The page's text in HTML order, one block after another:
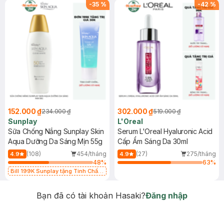
-35 %
152.000 ₫234.000 ₫
Sunplay
Sữa Chống Nắng Sunplay Skin
Aqua Dưỡng Da Sáng Mịn 55g
4.9 (108)
454/tháng
48%
Bill 199K Sunplay tặng Tinh Chất
-42 %
302.000 ₫519.000 ₫
L'Oreal
Serum L'Oreal Hyaluronic Acid
Cấp Ẩm Sáng Da 30ml
4.9 (27)
275/tháng
63%
Bạn đã có tài khoản Hasaki?Đăng nhập